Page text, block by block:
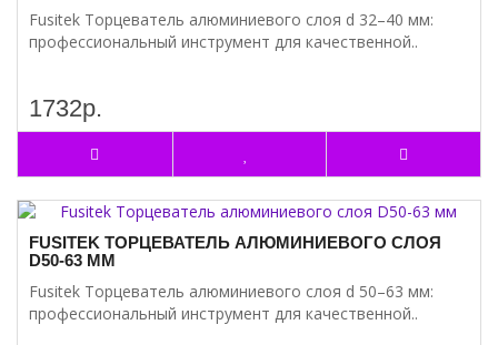
Fusitek Торцеватель алюминиевого слоя d 32–40 мм:
профессиональный инструмент для качественной..
1732р.
FUSITEK ТОРЦЕВАТЕЛЬ АЛЮМИНИЕВОГО СЛОЯ
D50-63 ММ
Fusitek Торцеватель алюминиевого слоя d 50–63 мм:
профессиональный инструмент для качественной..